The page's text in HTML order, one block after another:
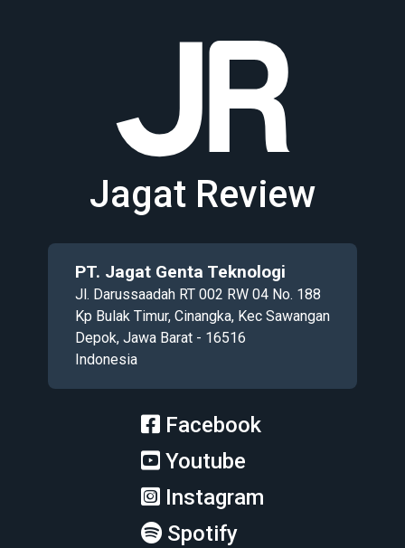
Jagat Review
PT. Jagat Genta Teknologi
Jl. Darussaadah RT 002 RW 04 No. 188
Kp Bulak Timur, Cinangka, Kec Sawangan
Depok, Jawa Barat - 16516
Indonesia
Facebook
Youtube
Instagram
Spotify